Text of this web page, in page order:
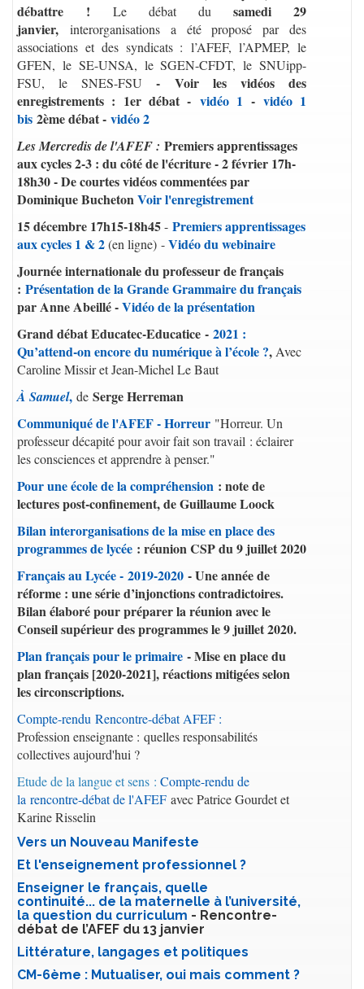
débattre ! Le débat du samedi 29
janvier, interorganisations a été proposé par des
associations et des syndicats : l’AFEF, l’APMEP, le
GFEN, le SE-UNSA, le SGEN-CFDT, le SNUipp-
FSU, le SNES-FSU- Voir les vidéos des
enregistrements : 1er débat - vidéo 1 - vidéo 1
bis 2ème débat - vidéo 2
Les Mercredis de l'AFEF : Premiers apprentissages
aux cycles 2-3 : du côté de l'écriture - 2 février 17h-
18h30 - De courtes vidéos commentées par
Dominique BuchetonVoir l'enregistrement
15 décembre 17h15-18h45- Premiers apprentissages
aux cycles 1 & 2(en ligne) -Vidéo du webinaire
Journée internationale du professeur de français
: Présentation de la Grande Grammaire du français
par Anne Abeillé -Vidéo de la présentation
Grand débat Educatec-Educatice - 2021 :
Qu’attend-on encore du numérique à l’école ?, Avec
Caroline Missir et Jean-Michel Le Baut
À Samuel, de Serge Herreman
Communiqué de l'AFEF - Horreur "Horreur. Un
professeur décapité pour avoir fait son travail : éclairer
les consciences et apprendre à penser."
Pour une école de la compréhension : note de
lectures post-confinement, de Guillaume Loock
Bilan interorganisations de la mise en place des
programmes de lycée : réunion CSP du 9 juillet 2020
Français au Lycée - 2019-2020 - Une année de
réforme : une série d’injonctions contradictoires.
Bilan élaboré pour préparer la réunion avec le
Conseil supérieur des programmes le 9 juillet 2020.
Plan français pour le primaire - Mise en place du
plan français [2020-2021], réactions mitigées selon
les circonscriptions.
Compte-rendu Rencontre-débat AFEF :
Profession enseignante : quelles responsabilités
collectives aujourd'hui ?
Etude de la langue et sens : Compte-rendu de
la rencontre-débat de l'AFEF avec Patrice Gourdet et
Karine Risselin
Vers un Nouveau Manifeste
Et l'enseignement professionnel ?
Enseigner le français, quelle
continuité... de la maternelle à l’université,
la question du curriculum - Rencontre-
débat de l’AFEF du 13 janvier
Littérature, langages et politiques
CM-6ème : Mutualiser, oui mais comment ?